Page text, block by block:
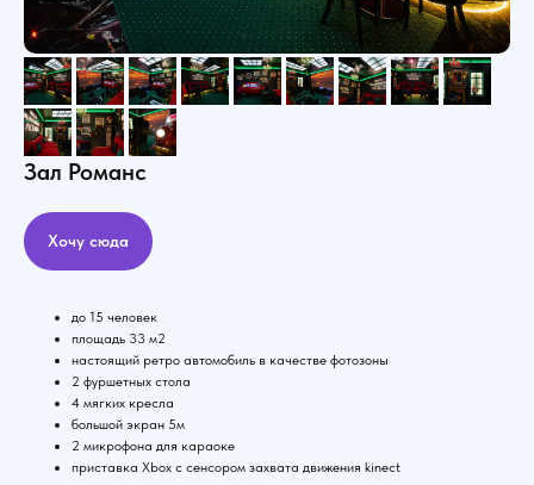
Зал Романс
Хочу сюда
до 15 человек
площадь 33 м2
настоящий ретро автомобиль в качестве фотозоны
⁠2 фуршетных стола
4 мягких кресла
⁠большой экран 5м
2 микрофона для караоке
приставка Xbox с сенсором захвата движения kinect